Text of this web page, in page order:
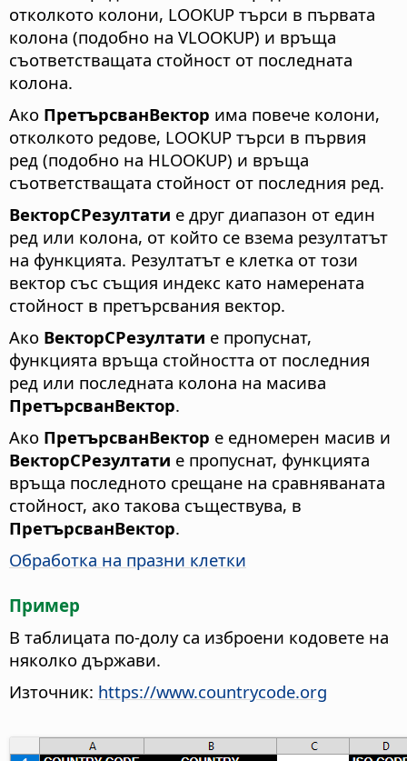
отколкото колони, LOOKUP търси в първата
колона (подобно на VLOOKUP) и връща
съответстващата стойност от последната
колона.
Ако ПретърсванВектор има повече колони,
отколкото редове, LOOKUP търси в първия
ред (подобно на HLOOKUP) и връща
съответстващата стойност от последния ред.
ВекторСРезултати е друг диапазон от един
ред или колона, от който се взема резултатът
на функцията. Резултатът е клетка от този
вектор със същия индекс като намерената
стойност в претърсвания вектор.
Ако ВекторСРезултати е пропуснат,
функцията връща стойността от последния
ред или последната колона на масива
ПретърсванВектор.
Ако ПретърсванВектор е едномерен масив и
ВекторСРезултати е пропуснат, функцията
връща последното срещане на сравняваната
стойност, ако такова съществува, в
ПретърсванВектор.
Обработка на празни клетки
Пример
В таблицата по-долу са изброени кодовете на
няколко държави.
Източник: https://www.countrycode.org